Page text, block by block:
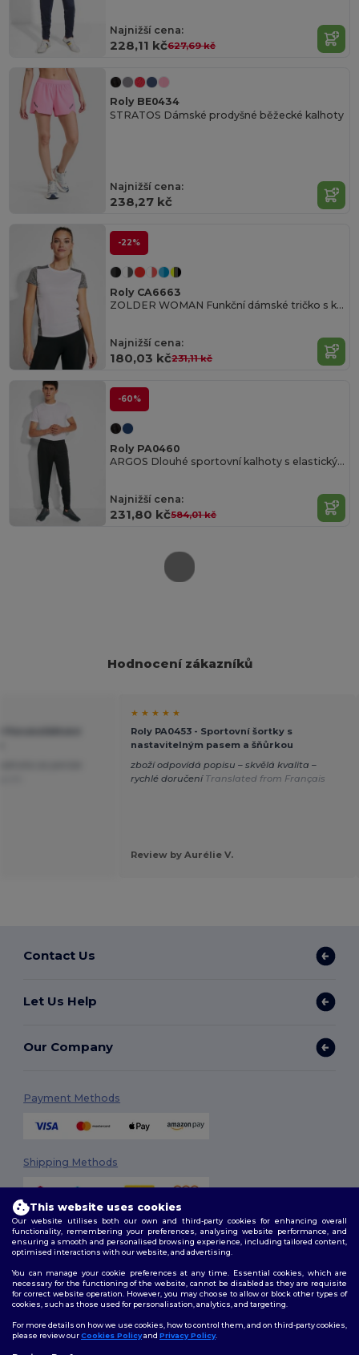
Najnižší cena:
228,11 kč627,69 kč
Roly BE0434
STRATOS Dámské prodyšné běžecké kalhoty
Najnižší cena:
238,27 kč
-22%
Roly CA6663
ZOLDER WOMAN Funkční dámské tričko s krátkým rukávem
Najnižší cena:
180,03 kč231,11 kč
-60%
Roly PA0460
ARGOS Dlouhé sportovní kalhoty s elastickým pasem
Najnižší cena:
231,80 kč584,01 kč
Hodnocení zákazníků
★ ★ ★ ★ ★
Roly PA0453 - Sportovní šortky s
nastavitelným pasem a šňůrkou
zboží odpovídá popisu – skvělá kvalita –
rychlé doručení Translated from Français
Review by Aurélie V.
Contact Us
Let Us Help
Our Company
Payment Methods
Shipping Methods
2026. All Rights Reserved
Follow Us
This website uses cookies
Our website utilises both our own and third-party cookies for enhancing overall
functionality, remembering your preferences, analysing website performance, and
ensuring a smooth and personalised browsing experience, including tailored content,
optimised interactions with our website, and advertising.
You can manage your cookie preferences at any time. Essential cookies, which are
necessary for the functioning of the website, cannot be disabled as they are requisite
for correct website operation. However, you may choose to allow or block other types of
cookies, such as those used for personalisation, analytics, and targeting.
For more details on how we use cookies, how to control them, and on third-party cookies,
please review ourCookies Policyand Privacy Policy.